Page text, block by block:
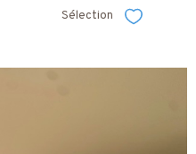
Sélection Sélectionner